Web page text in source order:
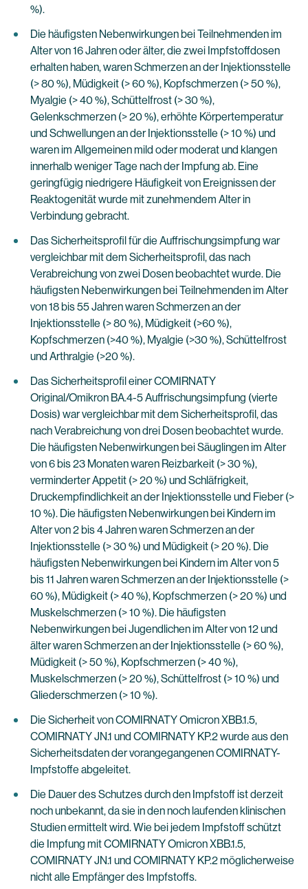
%).
Die häufigsten Nebenwirkungen bei Teilnehmenden im
Alter von 16 Jahren oder älter, die zwei Impfstoffdosen
erhalten haben, waren Schmerzen an der Injektionsstelle
(> 80 %), Müdigkeit (> 60 %), Kopfschmerzen (> 50 %),
Myalgie (> 40 %), Schüttelfrost (> 30 %),
Gelenkschmerzen (> 20 %), erhöhte Körpertemperatur
und Schwellungen an der Injektionsstelle (> 10 %) und
waren im Allgemeinen mild oder moderat und klangen
innerhalb weniger Tage nach der Impfung ab. Eine
geringfügig niedrigere Häufigkeit von Ereignissen der
Reaktogenität wurde mit zunehmendem Alter in
Verbindung gebracht.
Das Sicherheitsprofil für die Auffrischungsimpfung war
vergleichbar mit dem Sicherheitsprofil, das nach
Verabreichung von zwei Dosen beobachtet wurde. Die
häufigsten Nebenwirkungen bei Teilnehmenden im Alter
von 18 bis 55 Jahren waren Schmerzen an der
Injektionsstelle (> 80 %), Müdigkeit (>60 %),
Kopfschmerzen (>40 %), Myalgie (>30 %), Schüttelfrost
und Arthralgie (>20 %).
Das Sicherheitsprofil einer COMIRNATY
Original/Omikron BA.4-5 Auffrischungsimpfung (vierte
Dosis) war vergleichbar mit dem Sicherheitsprofil, das
nach Verabreichung von drei Dosen beobachtet wurde.
Die häufigsten Nebenwirkungen bei Säuglingen im Alter
von 6 bis 23 Monaten waren Reizbarkeit (> 30 %),
verminderter Appetit (> 20 %) und Schläfrigkeit,
Druckempfindlichkeit an der Injektionsstelle und Fieber (>
10 %). Die häufigsten Nebenwirkungen bei Kindern im
Alter von 2 bis 4 Jahren waren Schmerzen an der
Injektionsstelle (> 30 %) und Müdigkeit (> 20 %). Die
häufigsten Nebenwirkungen bei Kindern im Alter von 5
bis 11 Jahren waren Schmerzen an der Injektionsstelle (>
60 %), Müdigkeit (> 40 %), Kopfschmerzen (> 20 %) und
Muskelschmerzen (> 10 %). Die häufigsten
Nebenwirkungen bei Jugendlichen im Alter von 12 und
älter waren Schmerzen an der Injektionsstelle (> 60 %),
Müdigkeit (> 50 %), Kopfschmerzen (> 40 %),
Muskelschmerzen (> 20 %), Schüttelfrost (> 10 %) und
Gliederschmerzen (> 10 %).
Die Sicherheit von COMIRNATY Omicron XBB.1.5,
COMIRNATY JN.1 und COMIRNATY KP.2 wurde aus den
Sicherheitsdaten der vorangegangenen COMIRNATY-
Impfstoffe abgeleitet.
Die Dauer des Schutzes durch den Impfstoff ist derzeit
noch unbekannt, da sie in den noch laufenden klinischen
Studien ermittelt wird. Wie bei jedem Impfstoff schützt
die Impfung mit COMIRNATY Omicron XBB.1.5,
COMIRNATY JN.1 und COMIRNATY KP.2 möglicherweise
nicht alle Empfänger des Impfstoffs.